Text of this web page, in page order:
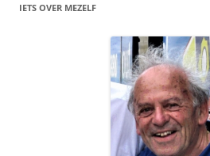
IETS OVER MEZELF